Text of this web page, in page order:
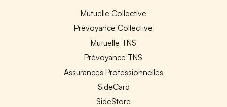
Mutuelle Collective
Prévoyance Collective
Mutuelle TNS
Prévoyance TNS
Assurances Professionnelles
SideCard
SideStore